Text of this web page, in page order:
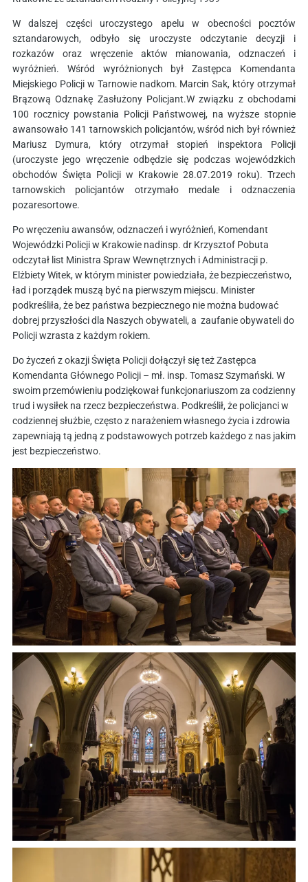
W dalszej części uroczystego apelu w obecności pocztów
sztandarowych, odbyło się uroczyste odczytanie decyzji i
rozkazów oraz wręczenie aktów mianowania, odznaczeń i
wyróżnień. Wśród wyróżnionych był Zastępca Komendanta
Miejskiego Policji w Tarnowie nadkom. Marcin Sak, który otrzymał
Brązową Odznakę Zasłużony Policjant.W związku z obchodami
100 rocznicy powstania Policji Państwowej, na wyższe stopnie
awansowało 141 tarnowskich policjantów, wśród nich był również
Mariusz Dymura, który otrzymał stopień inspektora Policji
(uroczyste jego wręczenie odbędzie się podczas wojewódzkich
obchodów Święta Policji w Krakowie 28.07.2019 roku). Trzech
tarnowskich policjantów otrzymało medale i odznaczenia
pozaresortowe.
Po wręczeniu awansów, odznaczeń i wyróżnień, Komendant
Wojewódzki Policji w Krakowie nadinsp. dr Krzysztof Pobuta
odczytał list Ministra Spraw Wewnętrznych i Administracji p.
Elżbiety Witek, w którym minister powiedziała, że bezpieczeństwo,
ład i porządek muszą być na pierwszym miejscu. Minister
podkreśliła, że bez państwa bezpiecznego nie można budować
dobrej przyszłości dla Naszych obywateli, a zaufanie obywateli do
Policji wzrasta z każdym rokiem.
Do życzeń z okazji Święta Policji dołączył się też Zastępca
Komendanta Głównego Policji – mł. insp. Tomasz Szymański. W
swoim przemówieniu podziękował funkcjonariuszom za codzienny
trud i wysiłek na rzecz bezpieczeństwa. Podkreślił, że policjanci w
codziennej służbie, często z narażeniem własnego życia i zdrowia
zapewniają tą jedną z podstawowych potrzeb każdego z nas jakim
jest bezpieczeństwo.